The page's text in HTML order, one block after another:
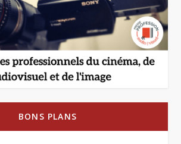
BONS PLANS